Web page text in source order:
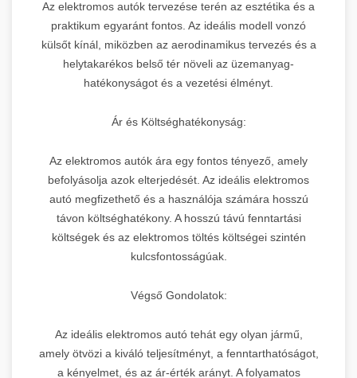
Az elektromos autók tervezése terén az esztétika és a
praktikum egyaránt fontos. Az ideális modell vonzó
külsőt kínál, miközben az aerodinamikus tervezés és a
helytakarékos belső tér növeli az üzemanyag-
hatékonyságot és a vezetési élményt.
Ár és Költséghatékonyság:
Az elektromos autók ára egy fontos tényező, amely
befolyásolja azok elterjedését. Az ideális elektromos
autó megfizethető és a használója számára hosszú
távon költséghatékony. A hosszú távú fenntartási
költségek és az elektromos töltés költségei szintén
kulcsfontosságúak.
Végső Gondolatok:
Az ideális elektromos autó tehát egy olyan jármű,
amely ötvözi a kiváló teljesítményt, a fenntarthatóságot,
a kényelmet, és az ár-érték arányt. A folyamatos